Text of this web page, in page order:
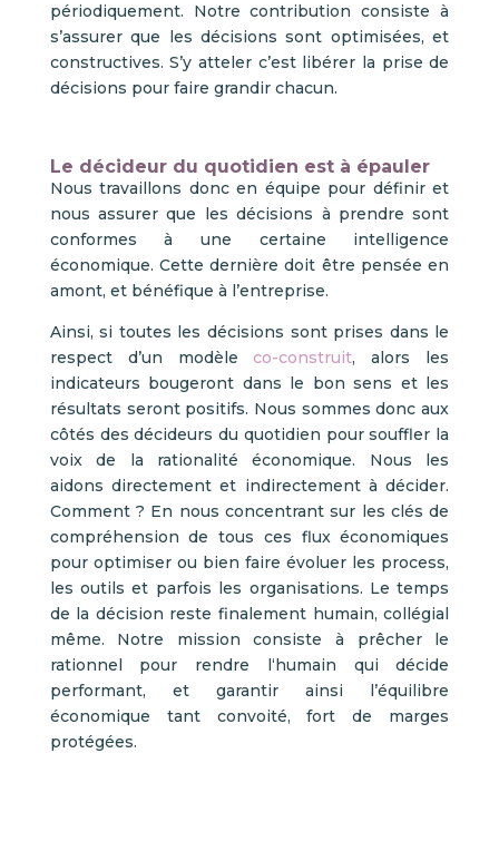
périodiquement. Notre contribution consiste à
s’assurer que les décisions sont optimisées, et
constructives. S’y atteler c’est libérer la prise de
décisions pour faire grandir chacun.
Le décideur du quotidien est à épauler
Nous travaillons donc en équipe pour définir et
nous assurer que les décisions à prendre sont
conformes à une certaine intelligence
économique. Cette dernière doit être pensée en
amont, et bénéfique à l’entreprise.
Ainsi, si toutes les décisions sont prises dans le
respect d’un modèle co-construit, alors les
indicateurs bougeront dans le bon sens et les
résultats seront positifs. Nous sommes donc aux
côtés des décideurs du quotidien pour souffler la
voix de la rationalité économique. Nous les
aidons directement et indirectement à décider.
Comment ? En nous concentrant sur les clés de
compréhension de tous ces flux économiques
pour optimiser ou bien faire évoluer les process,
les outils et parfois les organisations. Le temps
de la décision reste finalement humain, collégial
même. Notre mission consiste à prêcher le
rationnel pour rendre l‘humain qui décide
performant, et garantir ainsi l’équilibre
économique tant convoité, fort de marges
protégées.